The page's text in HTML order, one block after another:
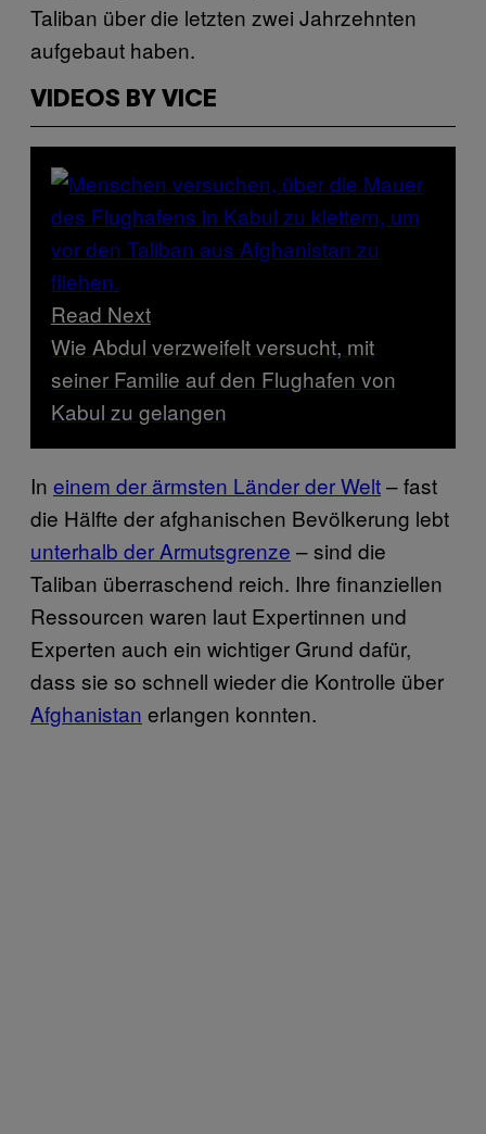
Taliban über die letzten zwei Jahrzehnten
aufgebaut haben.
VIDEOS BY VICE
Read Next
Wie Abdul verzweifelt versucht, mit
seiner Familie auf den Flughafen von
Kabul zu gelangen
In einem der ärmsten Länder der Welt– fast
die Hälfte der afghanischen Bevölkerung lebt
unterhalb der Armutsgrenze – sind die
Taliban überraschend reich. Ihre finanziellen
Ressourcen waren laut Expertinnen und
Experten auch ein wichtiger Grund dafür,
dass sie so schnell wieder die Kontrolle über
Afghanistan erlangen konnten.